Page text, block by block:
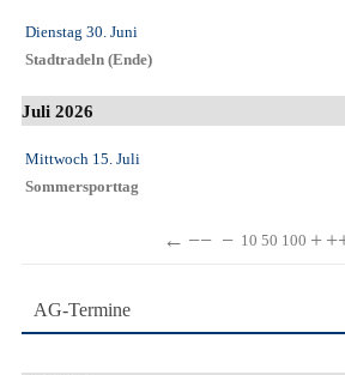
Dienstag 30. Juni
Stadtradeln (Ende)
Juli 2026
Mittwoch 15. Juli
Sommersporttag
← −− − 10 50 100 +
AG-Termine